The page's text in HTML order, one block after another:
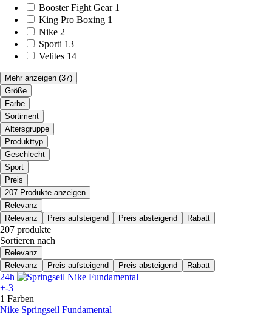
Booster Fight Gear 1
King Pro Boxing 1
Nike 2
Sporti 13
Velites 14
Mehr anzeigen (37)
Größe
Farbe
Sortiment
Altersgruppe
Produkttyp
Geschlecht
Sport
Preis
207 Produkte anzeigen
Relevanz
Relevanz
Preis aufsteigend Preis absteigend Rabatt
207 produkte
Sortieren nach
Relevanz
Relevanz
Preis aufsteigend Preis absteigend Rabatt
24h
+-3
1 Farben
Nike Springseil Fundamental